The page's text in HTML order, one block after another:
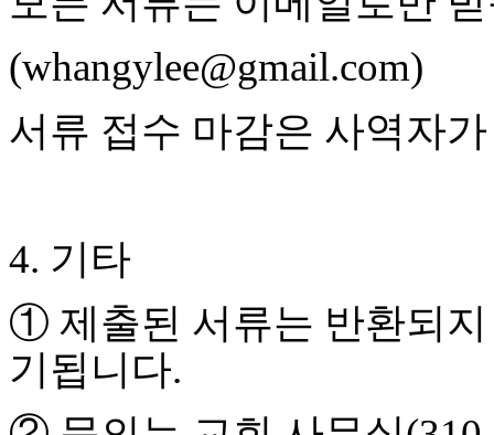
어
시
알
스
후
기
진
약
비
아
시
(whangylee@gmail.com)
서류 접수 마감은 사역자
4. 기타
① 제출된 서류는 반환되
기됩니다.